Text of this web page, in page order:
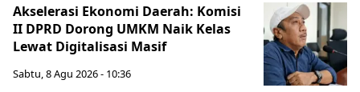
Akselerasi Ekonomi Daerah: Komisi
II DPRD Dorong UMKM Naik Kelas
Lewat Digitalisasi Masif
Sabtu, 8 Agu 2026 - 10:36